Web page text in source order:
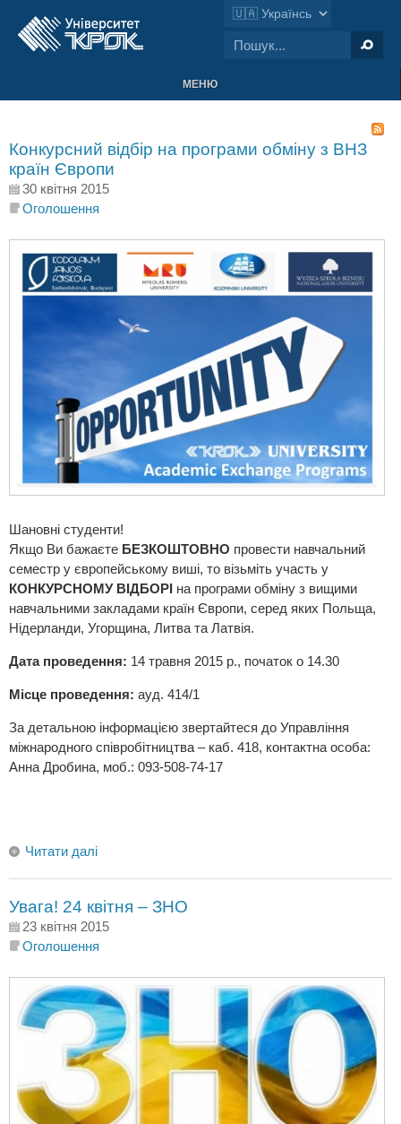
МЕНЮ
Конкурсний відбір на програми обміну з ВНЗ
країн Європи
30 квітня 2015
Оголошення
Шановні студенти!
Якщо Ви бажаєте БЕЗКОШТОВНО провести навчальний
семестр у європейському виші, то візьміть участь у
КОНКУРСНОМУ ВІДБОРІ на програми обміну з вищими
навчальними закладами країн Європи, серед яких Польща,
Нідерланди, Угорщина, Литва та Латвія.
Дата проведення: 14 травня 2015 р., початок о 14.30
Місце проведення: ауд. 414/1
За детальною інформацією звертайтеся до Управління
міжнародного співробітництва – каб. 418, контактна особа:
Анна Дробина, моб.: 093-508-74-17
Читати далі
Увага! 24 квітня – ЗНО
23 квітня 2015
Оголошення